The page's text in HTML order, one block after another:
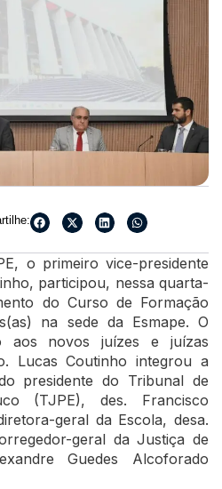
o primeiro vice-presidente
participou, nessa quarta-
do Curso de Formação
na sede da Esmape. O
aos novos juízes e juízas
Lucas Coutinho integrou a
presidente do Tribunal de
(TJPE), des. Francisco
geral da Escola, desa.
geral da Justiça de
Guedes Alcoforado